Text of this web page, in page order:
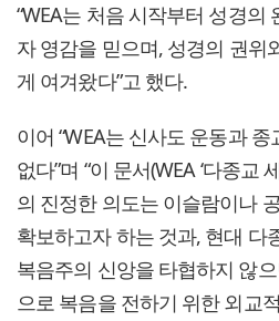
“WEA는 처음 시작부터 성경의
자 영감을 믿으며, 성경의 권위
게 여겨왔다”고 했다.
이어 “WEA는 신사도 운동과
없다”며 “이 문서(WEA ‘다종교
의 진정한 의도는 이슬람이나
확보하고자 하는 것과, 현대 다
복음주의 신앙을 타협하지 않
으로 복음을 전하기 위한 외교